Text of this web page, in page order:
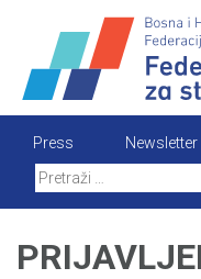
content
Press Newsletter